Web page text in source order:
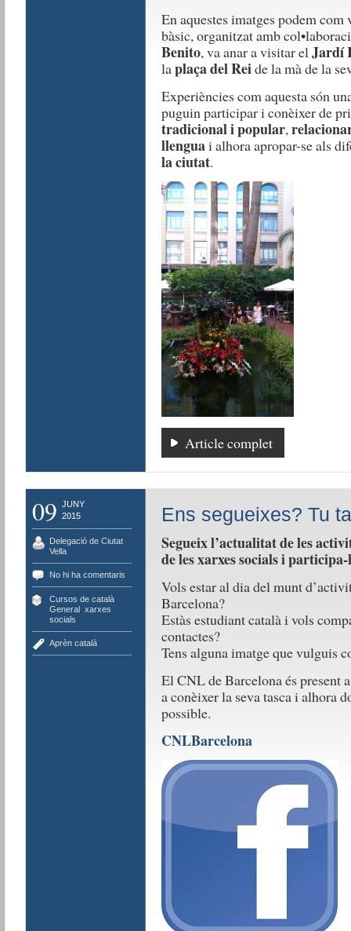
En aquestes imatges podem
bàsic, organitzat amb
Benito, va anar a visitar elJardí
laplaça del Reide la mà de la
Experiències com aquesta són
puguin participar i conèixer de
tradicional i popular,
llenguai alhora apropar-se als
la ciutat.
Article complet
09 JUNY
2015
Delegació de Ciutat
Vella
No hi ha comentaris
Cursos de català,
General, xarxes
socials
Aprèn català
Ens segueixes? Tu
Segueix l’actualitat de les
de les xarxes socials i
Vols estar al dia del munt
Barcelona?
Estàs estudiant català i vols
contactes?
Tens alguna imatge que vulguis
El CNL de Barcelona és present
a conèixer la seva tasca i alhora
possible.
CNLBarcelona